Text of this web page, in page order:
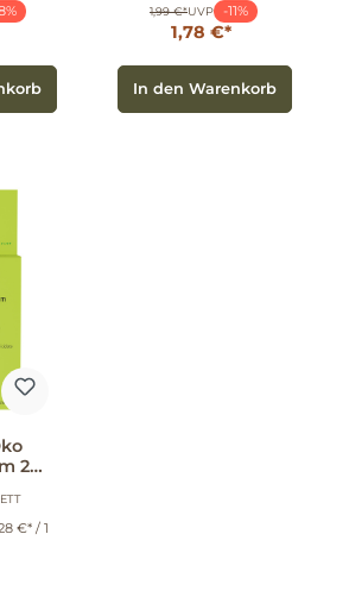
1,99 €*UVP -11%
1,78 €*
In den Warenkorb
2er
€* / 1